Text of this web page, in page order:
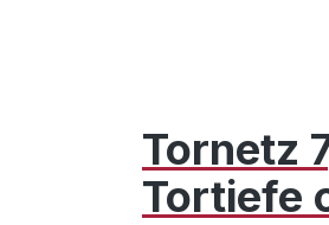
Tornetz
Tortiefe